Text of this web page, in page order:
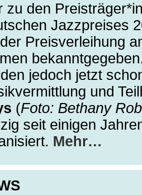
zu den
Jazzpreises
Preisverleihung
jedoch jetzt
und
(Foto: Bethany
seit einigen
Mehr…